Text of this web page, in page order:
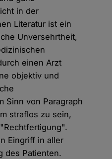
in der
Literatur ist ein
Unversehrtheit,
einen Arzt
objektiv und
Sinn von Paragraph
straflos zu sein,
Eingriff in aller
des Patienten.